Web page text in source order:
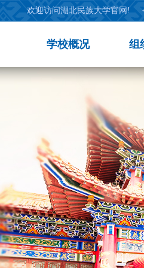
欢迎访问湖北民族大学官网!
学校概况 组